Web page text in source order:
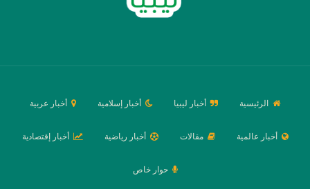
الرئيسية أخبار ليبيا أخبار إسلامية أخبار عربية
أخبار عالمية مقالات أخبار رياضية أخبار إقتصادية
حوار خاص